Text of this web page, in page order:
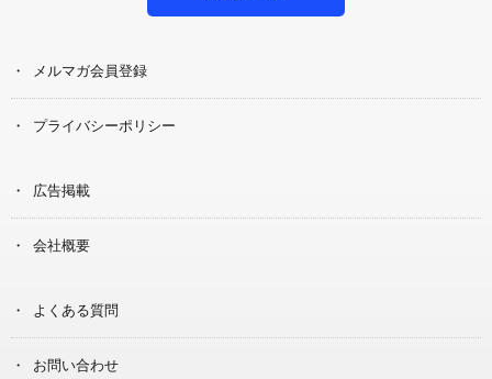
メルマガ会員登録
プライバシーポリシー
広告掲載
会社概要
よくある質問
お問い合わせ